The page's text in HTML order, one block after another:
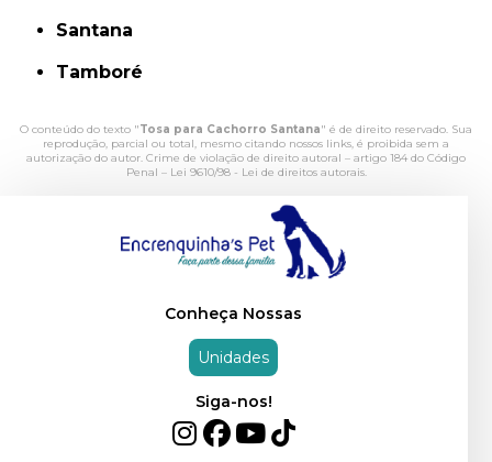
Santana
Tamboré
O conteúdo do texto "Tosa para Cachorro Santana" é de direito reservado. Sua
reprodução, parcial ou total, mesmo citando nossos links, é proibida sem a
autorização do autor. Crime de violação de direito autoral – artigo 184 do Código
Penal – Lei 9610/98 - Lei de direitos autorais.
Conheça Nossas
Unidades
Siga-nos!